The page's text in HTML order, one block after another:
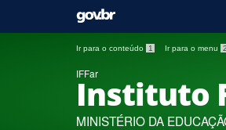
Ir para o conteúdo 1 Ir para o menu 2
IFFar
Instituto
MINISTÉRIO DA